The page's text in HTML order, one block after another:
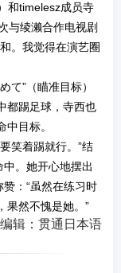
和timelesz成员寺
与绫濑合作电视剧
。我觉得在演艺圈
て”（瞄准目标）
都踢足球，寺西也
目标。
笑着踢就行。”结
中。她开心地摆出
：“虽然在练习时
果然不愧是她。”
辑：贯通日本语